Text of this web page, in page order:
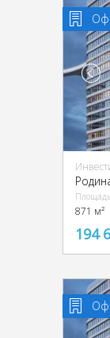
871 м²
194